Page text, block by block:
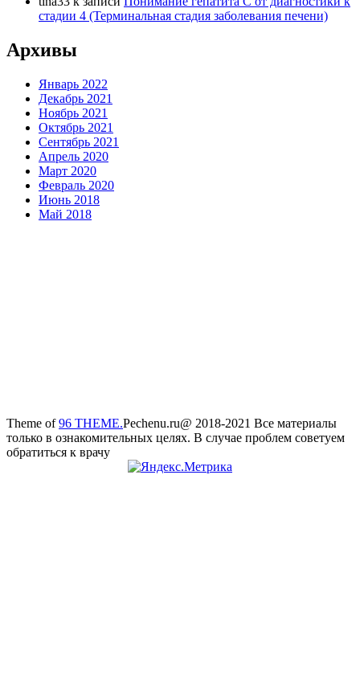
стадии 4 (Терминальная стадия заболевания печени)
Архивы
Январь 2022
Декабрь 2021
Ноябрь 2021
Октябрь 2021
Сентябрь 2021
Апрель 2020
Март 2020
Февраль 2020
Июнь 2018
Май 2018
Theme of96 THEME.Pechenu.ru@ 2018-2021 Все материалы
только в ознакомительных целях. В случае проблем советуем
обратиться к врачу